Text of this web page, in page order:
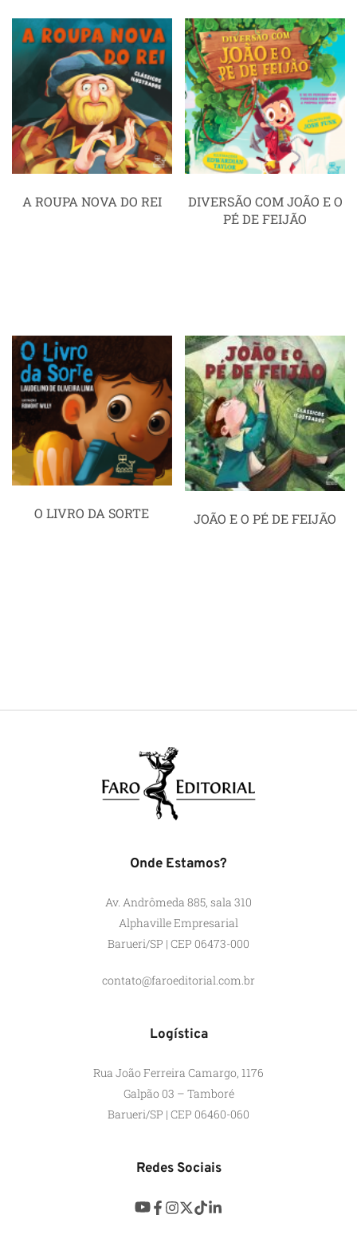
A ROUPA NOVA DO REI
DIVERSÃO COM JOÃO E O
PÉ DE FEIJÃO
O LIVRO DA SORTE JOÃO E O PÉ DE FEIJÃO
Onde Estamos?
Av. Andrômeda 885, sala 310
Alphaville Empresarial
Barueri/SP | CEP 06473-000
contato@faroeditorial.com.br
Logística
Rua João Ferreira Camargo, 1176
Galpão 03 – Tamboré
Barueri/SP | CEP 06460-060
Redes Sociais